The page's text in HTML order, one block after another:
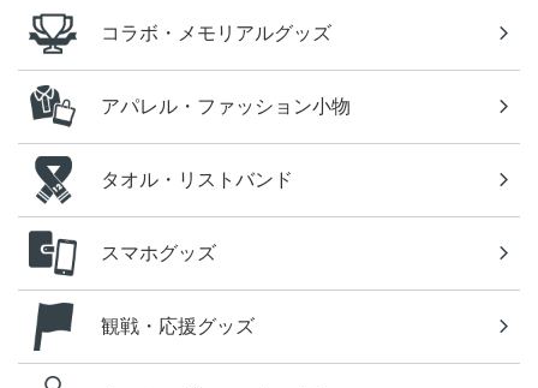
コラボ・メモリアルグッズ
アパレル・ファッション小物
タオル・リストバンド
スマホグッズ
観戦・応援グッズ